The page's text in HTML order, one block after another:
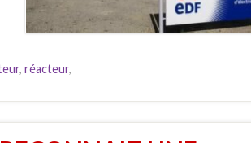
, réacteur,